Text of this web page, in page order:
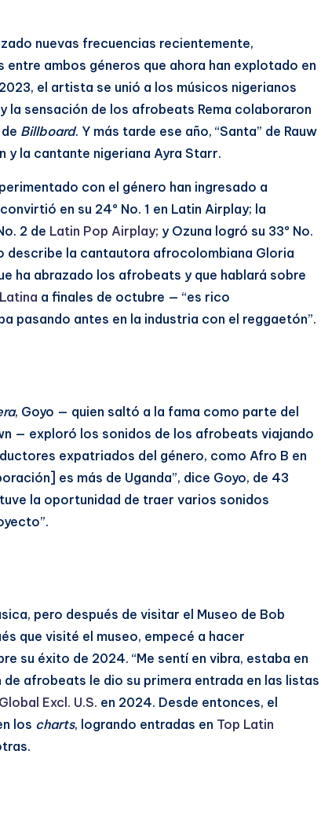
nuevas frecuencias recientemente,
ambos géneros que ahora han explotado en
el artista se unió a los músicos nigerianos
la sensación de los afrobeats Rema colaboraron
Billboard. Y más tarde ese año, “Santa” de Rauw
y la cantante nigeriana Ayra Starr.
con el género han ingresado a
en su 24º No. 1 en Latin Airplay; la
2 de Latin Pop Airplay; y Ozuna logró su 33º No.
describe la cantautora afrocolombiana Gloria
ha abrazado los afrobeats y que hablará sobre
a finales de octubre — “es rico
pasando antes en la industria con el reggaetón”.
, Goyo — quien saltó a la fama como parte del
— exploró los sonidos de los afrobeats viajando
expatriados del género, como Afro B en
es más de Uganda”, dice Goyo, de 43
la oportunidad de traer varios sonidos
pero después de visitar el Museo de Bob
que visité el museo, empecé a hacer
su éxito de 2024. “Me sentí en vibra, estaba en
afrobeats le dio su primera entrada en las listas
Excl. U.S. en 2024. Desde entonces, el
los charts, logrando entradas en Top Latin